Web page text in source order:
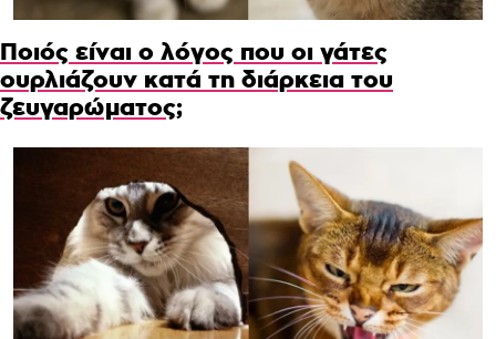
Ποιός είναι ο λόγος που οι γάτες
ουρλιάζουν κατά τη διάρκεια του
ζευγαρώματος;